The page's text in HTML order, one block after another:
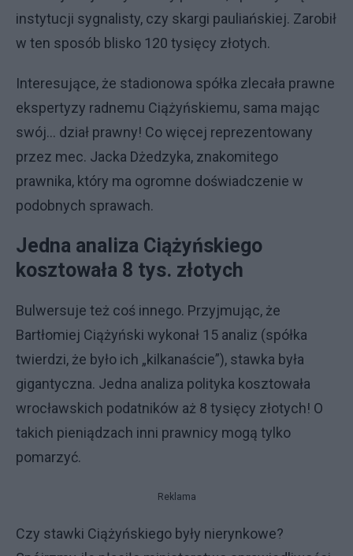
instytucji sygnalisty, czy skargi pauliańskiej. Zarobił
w ten sposób blisko 120 tysięcy złotych.
Interesujące, że stadionowa spółka zlecała prawne
ekspertyzy radnemu Ciążyńskiemu, sama mając
swój... dział prawny! Co więcej reprezentowany
przez mec. Jacka Dżedzyka, znakomitego
prawnika, który ma ogromne doświadczenie w
podobnych sprawach.
Jedna analiza Ciążyńskiego
kosztowała 8 tys. złotych
Bulwersuje też coś innego. Przyjmując, że
Bartłomiej Ciążyński wykonał 15 analiz (spółka
twierdzi, że było ich „kilkanaście”), stawka była
gigantyczna. Jedna analiza polityka kosztowała
wrocławskich podatników aż 8 tysięcy złotych! O
takich pieniądzach inni prawnicy mogą tylko
pomarzyć.
Reklama
Czy stawki Ciążyńskiego były nierynkowe?